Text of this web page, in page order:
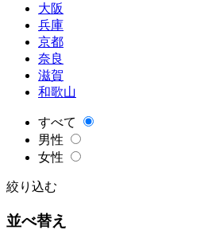
大阪
兵庫
京都
奈良
滋賀
和歌山
すべて
男性
女性
絞り込む
並べ替え